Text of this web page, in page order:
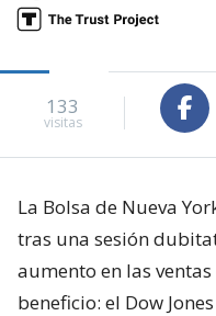
133
visitas
La Bolsa de Nueva
tras una sesión
aumento en las
beneficio: el Dow